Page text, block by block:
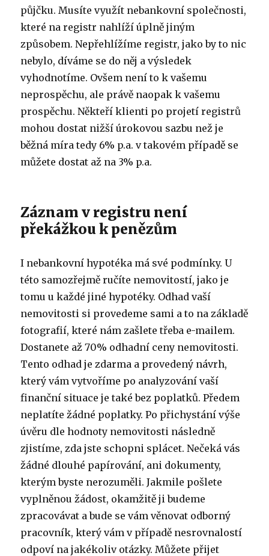
půjčku. Musíte využít nebankovní společnosti,
které na registr nahlíží úplně jiným
způsobem. Nepřehlížíme registr, jako by to nic
nebylo, díváme se do něj a výsledek
vyhodnotíme. Ovšem není to k vašemu
neprospěchu, ale právě naopak k vašemu
prospěchu. Někteří klienti po projetí registrů
mohou dostat nižší úrokovou sazbu než je
běžná míra tedy 6% p.a. v takovém případě se
můžete dostat až na 3% p.a.
Záznam v registru není
překážkou k penězům
I nebankovní hypotéka má své podmínky. U
této samozřejmě ručíte nemovitostí, jako je
tomu u každé jiné hypotéky. Odhad vaší
nemovitosti si provedeme sami a to na základě
fotografií, které nám zašlete třeba e-mailem.
Dostanete až 70% odhadní ceny nemovitosti.
Tento odhad je zdarma a provedený návrh,
který vám vytvoříme po analyzování vaší
finanční situace je také bez poplatků. Předem
neplatíte žádné poplatky. Po přichystání výše
úvěru dle hodnoty nemovitosti následně
zjistíme, zda jste schopni splácet. Nečeká vás
žádné dlouhé papírování, ani dokumenty,
kterým byste nerozuměli. Jakmile pošlete
vyplněnou žádost, okamžitě ji budeme
zpracovávat a bude se vám věnovat odborný
pracovník, který vám v případě nesrovnalostí
odpoví na jakékoliv otázky. Můžete přijet